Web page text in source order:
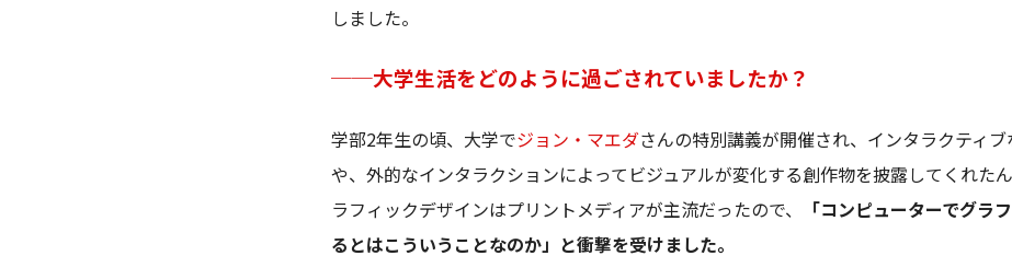
しました。
──大学生活をどのように過ごされていましたか？
学部2年生の頃、大学でジョン・マエダさんの特別講義が開催され、インタラクティ
や、外的なインタラクションによってビジュアルが変化する創作物を披露してくれた
ラフィックデザインはプリントメディアが主流だったので、
「コンピューターでグラ
るとはこういうことなのか」と衝撃を受けました。